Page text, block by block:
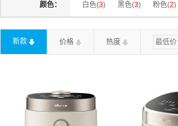
颜色： 白色(3) 黑色(3) 粉色(2)
新款 价格 热度